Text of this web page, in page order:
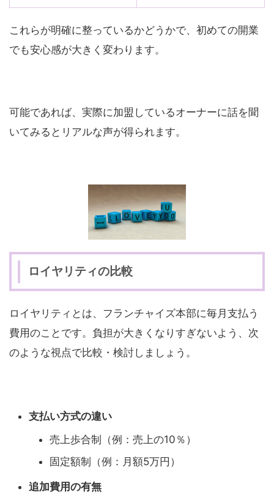
これらが明確に整っているかどうかで、初めての開業
でも安心感が大きく変わります。
可能であれば、実際に加盟しているオーナーに話を聞
いてみるとリアルな声が得られます。
ロイヤリティの比較
ロイヤリティとは、フランチャイズ本部に毎月支払う
費用のことです。負担が大きくなりすぎないよう、次
のような視点で比較・検討しましょう。
支払い方式の違い
売上歩合制（例：売上の10％）
固定額制（例：月額5万円）
追加費用の有無